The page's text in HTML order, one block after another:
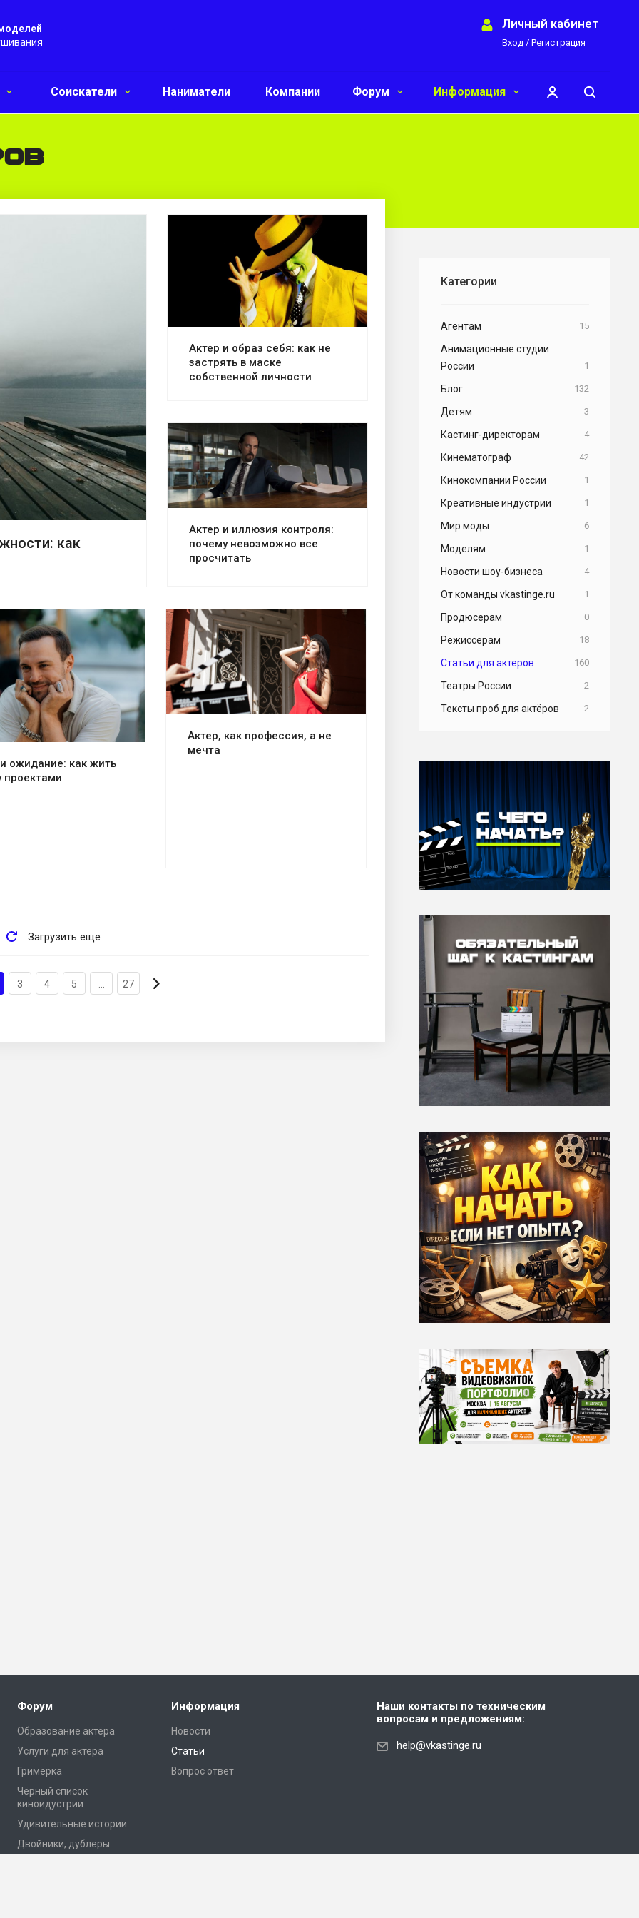
Личный кабинет
Вход / Регистрация
Соискатели Наниматели Компании Форум Информация
как
Актер и образ себя: как не
застрять в маске
собственной личности
Актер и иллюзия контроля:
почему невозможно все
просчитать
ожидание: как жить
Актер, как профессия, а не
мечта
Загрузить еще
3 4 5 27
Категории
Агентам 15
Анимационные студии
России
1
Блог 132
Детям 3
Кастинг-директорам 4
Кинематограф 42
Кинокомпании России 1
Креативные индустрии 1
Мир моды 6
Моделям 1
Новости шоу-бизнеса 4
От команды vkastinge.ru 1
Продюсерам 0
Режиссерам 18
Статьи для актеров 160
Театры России 2
Тексты проб для актёров 2
Форум
Образование актёра
Услуги для актёра
Гримёрка
Чёрный список
киноидустрии
Удивительные истории
Двойники, дублёры
Информация
Новости
Статьи
Вопрос ответ
Наши контакты по техническим
вопросам и предложениям:
help@vkastinge.ru